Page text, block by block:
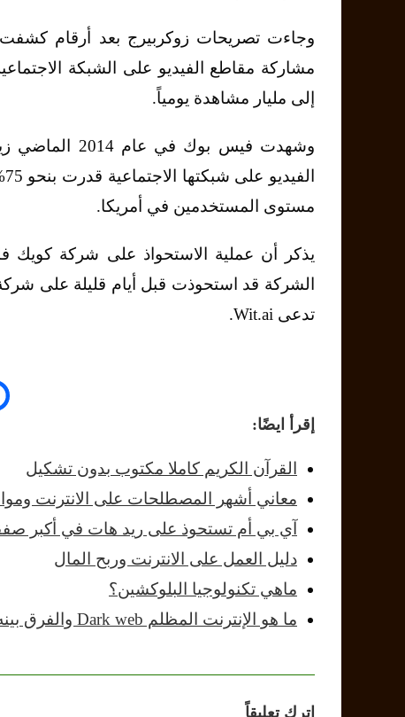
وجاءت تصريحات زوكربيرج بعد أرقام
مشاركة مقاطع الفيديو على الشبكة
إلى مليار مشاهدة يومياً.
مستوى المستخدمين في أمريكا.
الشركة قد استحوذت قبل أيام قليلة على
تدعى Wit.ai.
إقرأ ايضًا:
القرآن الكريم كاملا مكتوب بدون تشكيل
معاني أشهر المصطلحات على الانترنت
آي بي أم تستحوذ على ريد هات في أكبر
دليل العمل على الانترنت وربح المال
ماهي تكنولوجيا البلوكشين؟
ما هو الإنترنت المظلم Dark web والفرق بينه وبين…
اترك تعليقاً